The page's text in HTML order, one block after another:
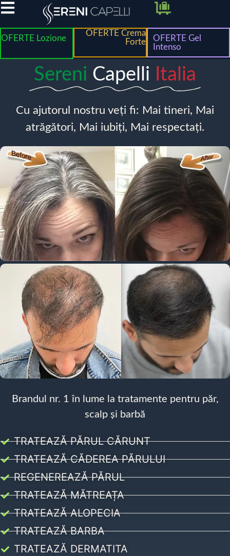
OFERTE Lozione
OFERTE Crema
Forte
OFERTE Gel
Intenso
Sereni Capelli Italia
Cu ajutorul nostru veți fi: Mai tineri, Mai
atrăgători, Mai iubiți, Mai respectați.
Brandul nr. 1 în lume la tratamente pentru păr,
scalp și barbă
TRATEAZĂ PĂRUL CĂRUNT
TRATEAZĂ CĂDEREA PĂRULUI
REGENEREAZĂ PĂRUL
TRATEAZĂ MĂTREAȚA
TRATEAZĂ ALOPECIA
TRATEAZĂ BARBA
TRATEAZĂ DERMATITA